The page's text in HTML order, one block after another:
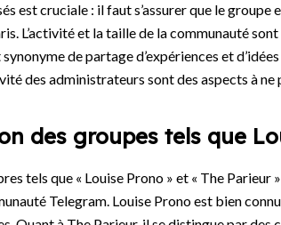
est cruciale : il faut s’assurer que le groupe
L’activité et la taille de la communauté
de partage d’expériences et
des administrateurs sont des aspects à ne
des groupes tels que
tels que « Louise Prono » et « The
Telegram. Louise Prono est bien